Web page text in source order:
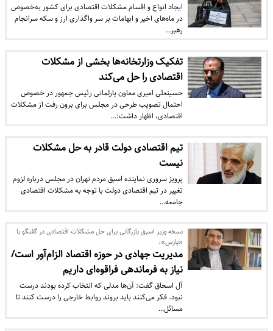
ایجاد انواع و اقسام مشکلات اقتصادی برای کشور به‌خصوص
در ماه‌های اخیر و ابهامات بر سر واگذاری ارز و سکه سرانجام
رهبر…
تفکیک وزارتخانه‌ها بخشی از مشکلات
اقتصادی را حل می‌کند
حسینعلی امیری معاون پارلمانی رئیس جمهور در خصوص
احتمال تصویب طرحی در مجلس برای برون رفت از مشکلات
اقتصادی، اظهار داشت:…
تیم اقتصادی دولت قادر به حل مشکلات
نیست
پرویز سروری نماینده اسبق مردم تهران در مجلس درباره لزوم
تغییر در تیم اقتصادی دولت با توجه به مشکلات اقتصادی
جامعه…
نسخه وزیر اسبق بازرگانی برای حل مشکلات اقتصادی در گفتگو با
«پارس»:
مدیریت جهادی در حوزه اقتصاد الزام‌آور است/
نیاز به فرماندهی فراقوه‌ای داریم
آل اسحاق گفت: آن‌ها مدلی که انتخاب کرده بودند درست
نبود. فکر می‌کنند باید بروند روابط خارجی را درست کنند تا
مسائل…